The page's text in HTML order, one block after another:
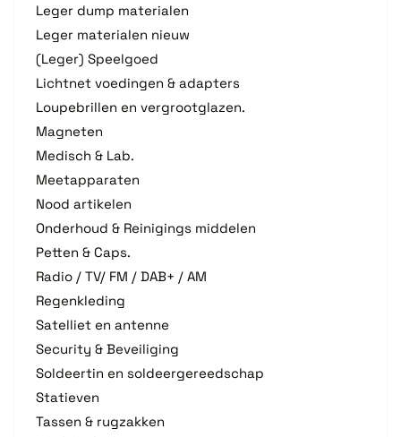
Leger dump materialen
Leger materialen nieuw
(Leger) Speelgoed
Lichtnet voedingen & adapters
Loupebrillen en vergrootglazen.
Magneten
Medisch & Lab.
Meetapparaten
Nood artikelen
Onderhoud & Reinigings middelen
Petten & Caps.
Radio / TV/ FM / DAB+ / AM
Regenkleding
Satelliet en antenne
Security & Beveiliging
Soldeertin en soldeergereedschap
Statieven
Tassen & rugzakken